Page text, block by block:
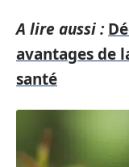
A lire aussi :
avantages de
santé